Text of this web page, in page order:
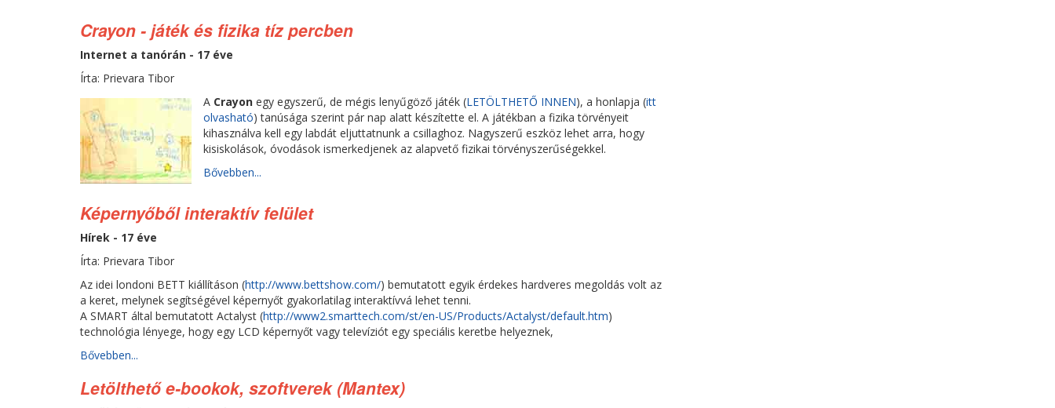
Crayon - játék és fizika tíz percben
Internet a tanórán - 17 éve
Írta: Prievara Tibor
A Crayon egy egyszerű, de mégis lenyűgöző játék (LETÖLTHETŐ INNEN), a honlapja (itt
olvasható) tanúsága szerint pár nap alatt készítette el. A játékban a fizika törvényeit
kihasználva kell egy labdát eljuttatnunk a csillaghoz. Nagyszerű eszköz lehet arra, hogy
kisiskolások, óvodások ismerkedjenek az alapvető fizikai törvényszerűségekkel.
Bővebben...
Képernyőből interaktív felület
Hírek - 17 éve
Írta: Prievara Tibor
Az idei londoni BETT kiállításon (http://www.bettshow.com/) bemutatott egyik érdekes hardveres megoldás volt az
a keret, melynek segítségével képernyőt gyakorlatilag interaktívvá lehet tenni.
A SMART által bemutatott Actalyst (http://www2.smarttech.com/st/en-US/Products/Actalyst/default.htm)
technológia lényege, hogy egy LCD képernyőt vagy televíziót egy speciális keretbe helyeznek,
Bővebben...
Letölthető e-bookok, szoftverek (Mantex)